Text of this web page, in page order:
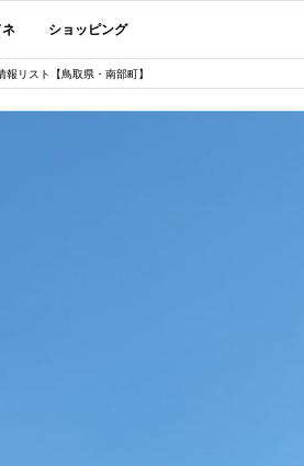
ショッピング
リスト【鳥取県・南部町】